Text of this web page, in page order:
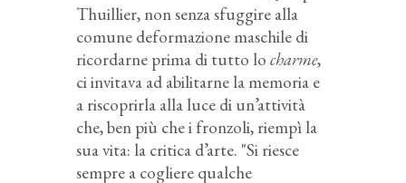
Thuillier, non senza sfuggire alla
comune deformazione maschile di
ricordarne prima di tutto lo charme,
ci invitava ad abilitarne la memoria e
a riscoprirla alla luce di un’attività
che, ben più che i fronzoli, riempì la
sua vita: la critica d’arte. "Si riesce
sempre a cogliere qualche